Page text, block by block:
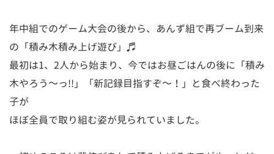
年中組でのゲーム大会の後から、あんず組で再ブーム到来
の「積み木積み上げ遊び」♬
最初は1、2人から始まり、今ではお昼ごはんの後に「積み
木やろう～っ!!」「新記録目指すぞ～！」と食べ終わった
子が
ほぼ全員で取り組む姿が見られていました。